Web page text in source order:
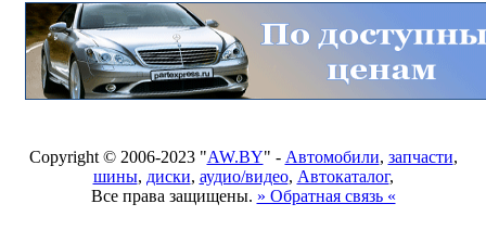
Copyright © 2006-2023 "AW.BY" - Автомобили, запчасти,
шины, диски, аудио/видео, Автокаталог,
Все права защищены. » Обратная связь «